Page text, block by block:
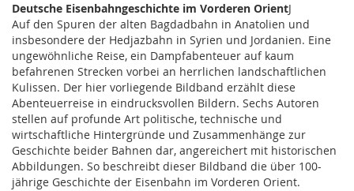
Deutsche Eisenbahngeschichte im Vorderen OrientJ
Auf den Spuren der alten Bagdadbahn in Anatolien und
insbesondere der Hedjazbahn in Syrien und Jordanien. Eine
ungewöhnliche Reise, ein Dampfabenteuer auf kaum
befahrenen Strecken vorbei an herrlichen landschaftlichen
Kulissen. Der hier vorliegende Bildband erzählt diese
Abenteuerreise in eindrucksvollen Bildern. Sechs Autoren
stellen auf profunde Art politische, technische und
wirtschaftliche Hintergründe und Zusammenhänge zur
Geschichte beider Bahnen dar, angereichert mit historischen
Abbildungen. So beschreibt dieser Bildband die über 100-
jährige Geschichte der Eisenbahn im Vorderen Orient.